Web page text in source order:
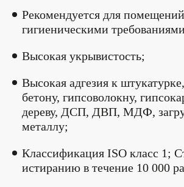
Рекомендуется для
гигиеническими
Высокая укрывистость;
Высокая адгезия к
бетону, гипсоволокну,
дереву, ДСП, ДВП, МДФ,
металлу;
Классификация ISO класс 1;
истиранию в течение 10 000